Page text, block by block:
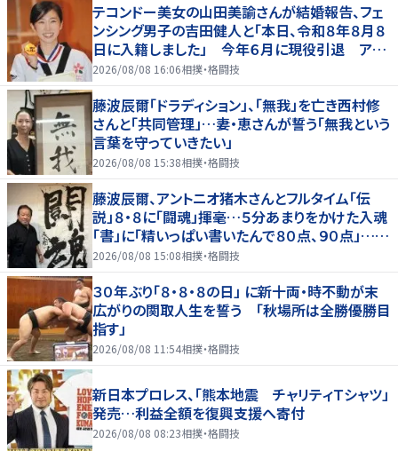
テコンドー美女の山田美諭さんが結婚報告、フェ
ンシング男子の吉田健人と「本日、令和８年８月８
日に入籍しました」 今年６月に現役引退 アス
リート仲間からも祝福の声
2026/08/08 16:06相撲・格闘技
藤波辰爾「ドラディション」、「無我」を亡き西村修
さんと「共同管理」…妻・恵さんが誓う「無我という
言葉を守っていきたい」
2026/08/08 15:38相撲・格闘技
藤波辰爾、アントニオ猪木さんとフルタイム「伝
説」８・８に「闘魂」揮毫…５分あまりをかけた入魂
「書」に「精いっぱい書いたんで８０点、９０点」…
「人間・藤波辰爾展」開催
2026/08/08 15:08相撲・格闘技
３０年ぶり「８・８・８の日」 に新十両・時不動が末
広がりの関取人生を誓う 「秋場所は全勝優勝目
指す」
2026/08/08 11:54相撲・格闘技
新日本プロレス、「熊本地震 チャリティＴシャツ」
発売…利益全額を復興支援へ寄付
2026/08/08 08:23相撲・格闘技